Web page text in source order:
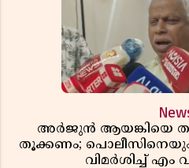
അർജുൻ ആയങ്കിയെ
തൂക്കണം; പൊലീസിനെയും
വിമർശിച്ച് എം